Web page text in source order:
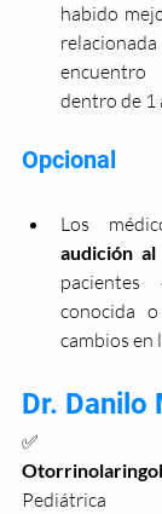
habido
dentro de 1
Opcional
Los
audición al
conocida
cambios en
Dr. Danilo
Pediátrica